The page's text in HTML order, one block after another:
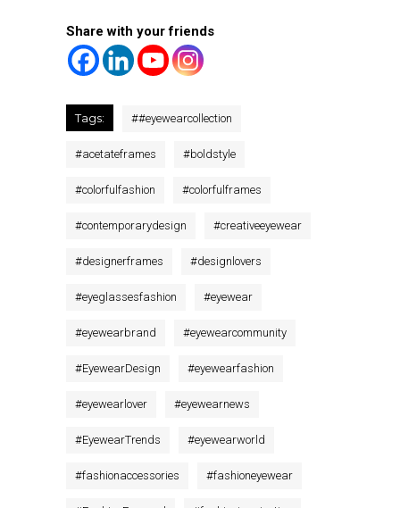
Share with your friends
Tags: ##eyewearcollection
#acetateframes #boldstyle
#colorfulfashion #colorfulframes
#contemporarydesign #creativeeyewear
#designerframes #designlovers
#eyeglassesfashion #eyewear
#eyewearbrand #eyewearcommunity
#EyewearDesign #eyewearfashion
#eyewearlover #eyewearnews
#EyewearTrends #eyewearworld
#fashionaccessories #fashioneyewear